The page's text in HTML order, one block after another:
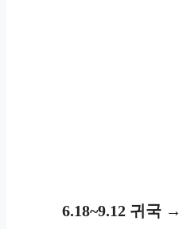
6.18~9.12 귀국 →